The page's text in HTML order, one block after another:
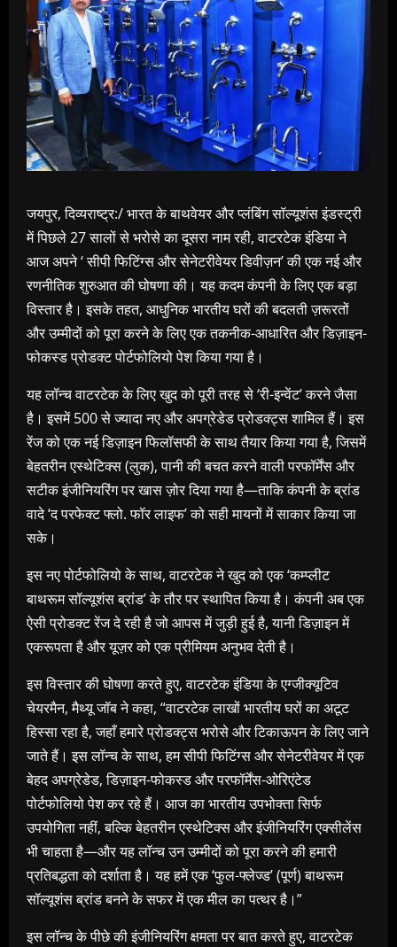
जयपुर, दिव्यराष्ट्र:/ भारत के बाथवेयर और प्लंबिंग सॉल्यूशंस इंडस्ट्री
में पिछले 27 सालों से भरोसे का दूसरा नाम रही, वाटरटेक इंडिया ने
आज अपने ‘ सीपी फिटिंग्स और सेनेटरीवेयर डिवीज़न’ की एक नई और
रणनीतिक शुरुआत की घोषणा की। यह कदम कंपनी के लिए एक बड़ा
विस्तार है। इसके तहत, आधुनिक भारतीय घरों की बदलती ज़रूरतों
और उम्मीदों को पूरा करने के लिए एक तकनीक-आधारित और डिज़ाइन-
फोकस्ड प्रोडक्ट पोर्टफोलियो पेश किया गया है।
यह लॉन्च वाटरटेक के लिए खुद को पूरी तरह से ‘री-इन्वेंट’ करने जैसा
है। इसमें 500 से ज्यादा नए और अपग्रेडेड प्रोडक्ट्स शामिल हैं। इस
रेंज को एक नई डिज़ाइन फिलॉसफी के साथ तैयार किया गया है, जिसमें
बेहतरीन एस्थेटिक्स (लुक), पानी की बचत करने वाली परफॉर्मेंस और
सटीक इंजीनियरिंग पर खास ज़ोर दिया गया है—ताकि कंपनी के ब्रांड
वादे ‘द परफेक्‍ट फ्लो. फॉर लाइफ’ को सही मायनों में साकार किया जा
सके।
इस नए पोर्टफोलियो के साथ, वाटरटेक ने खुद को एक ‘कम्प्लीट
बाथरूम सॉल्यूशंस ब्रांड’ के तौर पर स्थापित किया है। कंपनी अब एक
ऐसी प्रोडक्ट रेंज दे रही है जो आपस में जुड़ी हुई है, यानी डिज़ाइन में
एकरूपता है और यूज़र को एक प्रीमियम अनुभव देती है।
इस विस्तार की घोषणा करते हुए, वाटरटेक इंडिया के एग्जीक्यूटिव
चेयरमैन, मैथ्यू जॉब ने कहा, “वाटरटेक लाखों भारतीय घरों का अटूट
हिस्सा रहा है, जहाँ हमारे प्रोडक्ट्स भरोसे और टिकाऊपन के लिए जाने
जाते हैं। इस लॉन्च के साथ, हम सीपी फिटिंग्स और सेनेटरीवेयर में एक
बेहद अपग्रेडेड, डिज़ाइन-फोकस्ड और परफॉर्मेंस-ओरिएंटेड
पोर्टफोलियो पेश कर रहे हैं। आज का भारतीय उपभोक्ता सिर्फ
उपयोगिता नहीं, बल्कि बेहतरीन एस्थेटिक्स और इंजीनियरिंग एक्सीलेंस
भी चाहता है—और यह लॉन्च उन उम्मीदों को पूरा करने की हमारी
प्रतिबद्धता को दर्शाता है। यह हमें एक ‘फुल-फ्लेज्ड’ (पूर्ण) बाथरूम
सॉल्यूशंस ब्रांड बनने के सफर में एक मील का पत्थर है।”
इस लॉन्च के पीछे की इंजीनियरिंग क्षमता पर बात करते हुए, वाटरटेक